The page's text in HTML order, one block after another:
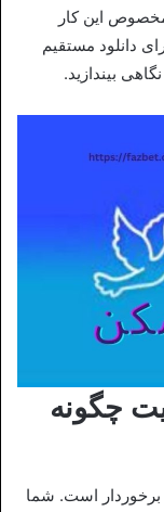
این کار
دانلود مستقیم
چگونه
است. شما